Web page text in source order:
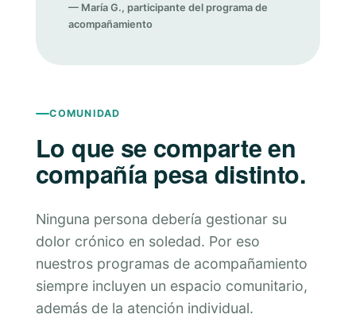
— María G., participante del programa de
acompañamiento
COMUNIDAD
Lo que se comparte en
compañía pesa distinto.
Ninguna persona debería gestionar su
dolor crónico en soledad. Por eso
nuestros programas de acompañamiento
siempre incluyen un espacio comunitario,
además de la atención individual.